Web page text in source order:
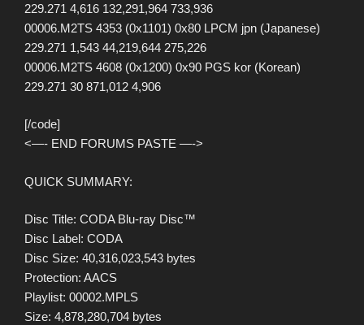
229.271 4,616 132,291,964 733,936
00006.M2TS 4353 (0x1101) 0x80 LPCM jpn (Japanese)
229.271 1,543 44,219,644 275,226
00006.M2TS 4608 (0x1200) 0x90 PGS kor (Korean)
229.271 30 871,012 4,906
[/code]
<—- END FORUMS PASTE —->
QUICK SUMMARY:
Disc Title: CODA Blu-ray Disc™
Disc Label: CODA
Disc Size: 40,316,023,543 bytes
Protection: AACS
Playlist: 00002.MPLS
Size: 4,878,280,704 bytes